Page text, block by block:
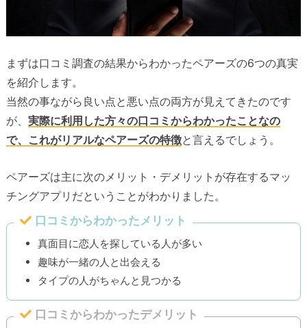
まずは口コミ調査の結果からわかったペアーズの6つの真実
を紹介します。
当然の事ながら良い点と悪い点の両方が見えてきたのです
が、 実際に利用した方々の口コミからわかったことなの
で、これがリアルなペアーズの特徴と言えるでしょう。
ペアーズは主に次のメリット・デメリットが存在するマッ
チングアプリだということがわかりました。
口コミからわかったメリット
真面目に恋人を探している人が多い
趣味が一緒の人と出会える
タイプの人がちゃんと見つかる
口コミからわかったデメリット